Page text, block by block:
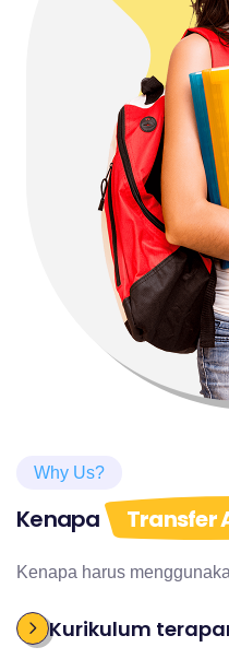
Why Us?
Kenapa Transfer
Kenapa harus
Kurikulum